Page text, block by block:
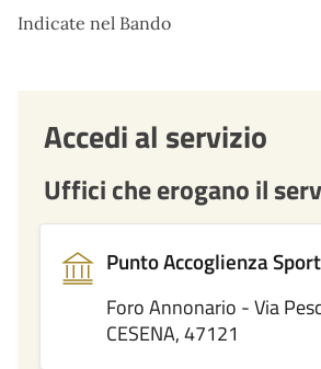
Indicate nel Bando
Accedi al servizio
Uffici che erogano il
Punto Accoglienza
Foro Annonario - Via
CESENA, 47121